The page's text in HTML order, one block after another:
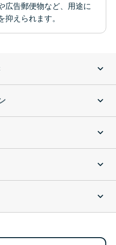
広告郵便物など、用途に
えられます。